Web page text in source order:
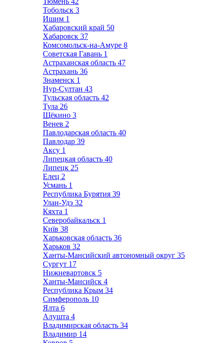
Тобольск 3
Ишим 1
Хабаровский край 50
Хабаровск 37
Комсомольск-на-Амуре 8
Советская Гавань 1
Астраханская область 47
Астрахань 36
Знаменск 1
Нур-Султан 43
Тульская область 42
Тула 26
Щёкино 3
Венев 2
Павлодарская область 40
Павлодар 39
Аксу 1
Липецкая область 40
Липецк 25
Елец 2
Усмань 1
Республика Бурятия 39
Улан-Удэ 32
Кяхта 1
Северобайкальск 1
Київ 38
Харьковская область 36
Харьков 32
Ханты-Мансийский автономный округ 35
Сургут 17
Нижневартовск 5
Ханты-Мансийск 4
Республика Крым 34
Симферополь 10
Ялта 6
Алушта 4
Владимирская область 34
Владимир 14